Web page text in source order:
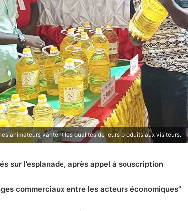
animateurs vantent les qualités de leurs produits aux visiteurs.
sur l’esplanade, après appel à souscription
commerciaux entre les acteurs économiques”